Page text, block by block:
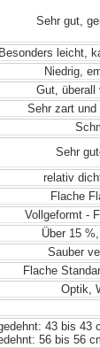
Sehr gut,
Besonders leicht,
Niedrig,
Gut, überall
Sehr zart
Sehr
relativ
Flache
Vollgeformt -
Über 15
Sauber
Flache
Optik,
43 bis 43
56 bis 56